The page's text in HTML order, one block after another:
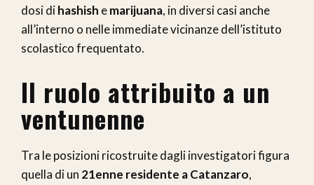
dosi dihashish emarijuana, in diversi casi anche
all’interno o nelle immediate vicinanze dell’istituto
scolastico frequentato.
Il ruolo attribuito a un
ventunenne
Tra le posizioni ricostruite dagli investigatori figura
quella di un 21enne residente a Catanzaro,